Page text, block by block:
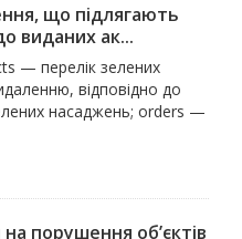
що підлягають
виданих ак...
— перелік зелених
відповідно до
насаджень; orders —
порушення об’єктів